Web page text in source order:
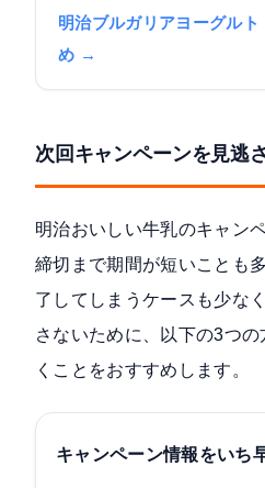
明治ブルガリアヨーグル
め →
次回キャンペーンを見逃
明治おいしい牛乳のキャン
締切まで期間が短いことも
了してしまうケースも少な
さないために、以下の3つ
くことをおすすめします。
キャンペーン情報をいち